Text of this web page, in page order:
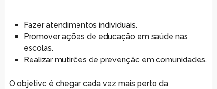
Fazer atendimentos individuais.
Promover ações de educação em saúde nas
escolas.
Realizar mutirões de prevenção em comunidades.
O objetivo é chegar cada vez mais perto da